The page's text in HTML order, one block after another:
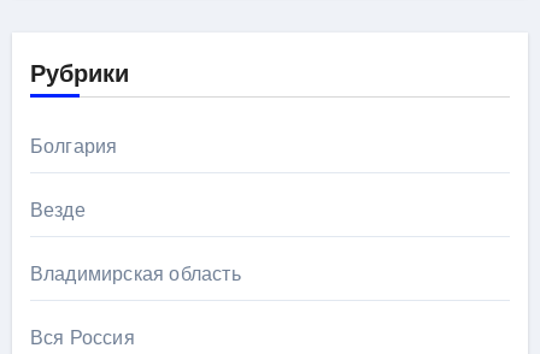
Рубрики
Болгария
Везде
Владимирская область
Вся Россия